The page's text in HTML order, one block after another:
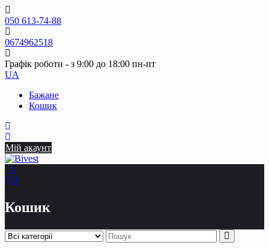
Skip
to
content
050 613-74-88
0674962518
Графік роботи - з 9:00 до 18:00 пн-пт
UA
Бажане
Кошик
Мій акаунт
0
0
Кошик